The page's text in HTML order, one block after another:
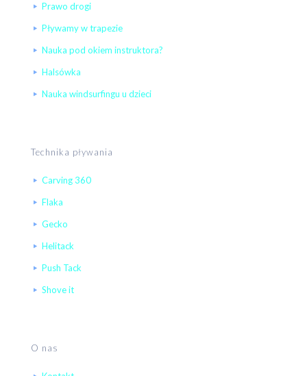
Prawo drogi
Pływamy w trapezie
Nauka pod okiem instruktora?
Halsówka
Nauka windsurfingu u dzieci
Technika pływania
Carving 360
Flaka
Gecko
Helitack
Push Tack
Shove it
O nas